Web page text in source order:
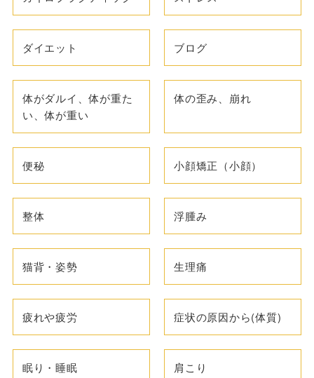
ダイエット ブログ
体がダルイ、体が重た
い、体が重い
体の歪み、崩れ
便秘 小顔矯正（小顔）
整体 浮腫み
猫背・姿勢 生理痛
疲れや疲労 症状の原因から(体質)
眠り・睡眠 肩こり